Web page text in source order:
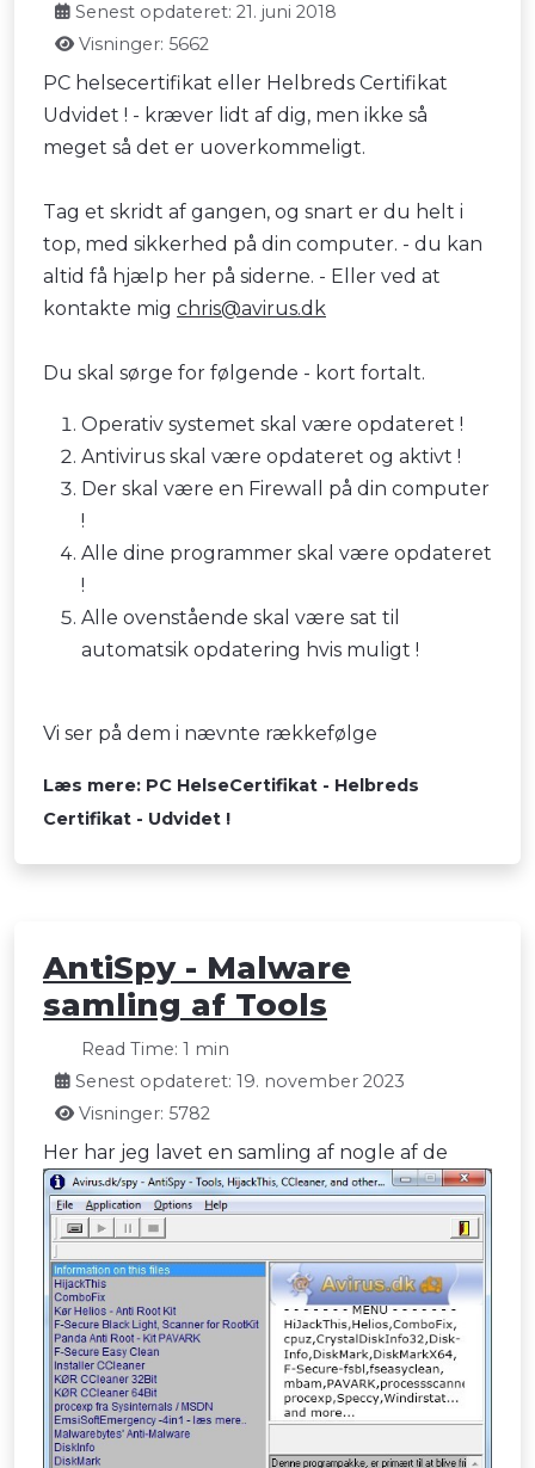
Senest opdateret: 21. juni 2018
Visninger: 5662
PC helsecertifikat eller Helbreds Certifikat
Udvidet ! - kræver lidt af dig, men ikke så
meget så det er uoverkommeligt.
Tag et skridt af gangen, og snart er du helt i
top, med sikkerhed på din computer. - du kan
altid få hjælp her på siderne. - Eller ved at
kontakte mig chris@avirus.dk
Du skal sørge for følgende - kort fortalt.
Operativ systemet skal være opdateret !
Antivirus skal være opdateret og aktivt !
Der skal være en Firewall på din computer
!
Alle dine programmer skal være opdateret
!
Alle ovenstående skal være sat til
automatsik opdatering hvis muligt !
Vi ser på dem i nævnte rækkefølge
Læs mere: PC HelseCertifikat - Helbreds
Certifikat - Udvidet !
AntiSpy - Malware
samling af Tools
Read Time: 1 min
Senest opdateret: 19. november 2023
Visninger: 5782
Her har jeg lavet en samling af nogle af de